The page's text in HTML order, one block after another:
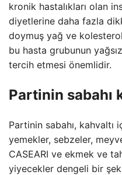
kronik hastalıkları olan
diyetlerine daha fazla
doymuş yağ ve
bu hasta grubunun
tercih etmesi önemlidir.
Partinin sabahı
Partinin sabahı, kahvaltı
yemekler, sebzeler,
CASEARI ve ekmek ve
yiyecekler dengeli bir